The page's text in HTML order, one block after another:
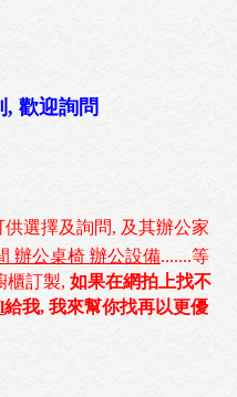
, 歡迎詢問
供選擇及詢問, 及其辦公家
辦公桌椅 辦公設備.......等
櫃訂製, 如果在網拍上找不
給我, 我來幫你找再以更優